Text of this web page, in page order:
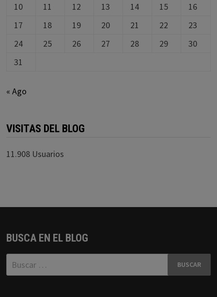
10
11 12 13 14 15
16
17
18 19 20 21 22
23
24
25 26 27 28 29
30
31
« Ago
VISITAS DEL BLOG
11.908 Usuarios
BUSCA EN EL BLOG
Buscar: